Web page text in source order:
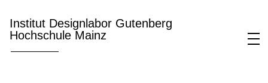
Institut Designlabor Gutenberg
Hochschule Mainz